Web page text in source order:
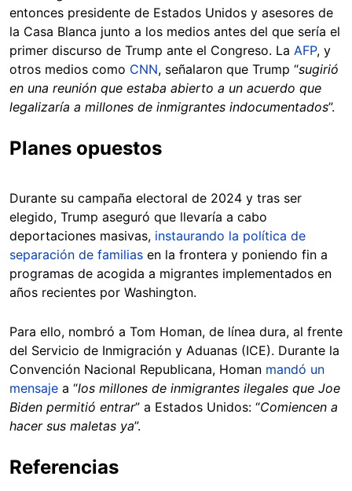
entonces presidente de Estados Unidos y asesores de
la Casa Blanca junto a los medios antes del que sería el
primer discurso de Trump ante el Congreso. La AFP, y
otros medios como CNN, señalaron que Trump “sugirió
en una reunión que estaba abierto a un acuerdo que
legalizaría a millones de inmigrantes indocumentados”.
Planes opuestos
Durante su campaña electoral de 2024 y tras ser
elegido, Trump aseguró que llevaría a cabo
deportaciones masivas, instaurando la política de
separación de familias en la frontera y poniendo fin a
programas de acogida a migrantes implementados en
años recientes por Washington.
Para ello, nombró a Tom Homan, de línea dura, al frente
del Servicio de Inmigración y Aduanas (ICE). Durante la
Convención Nacional Republicana, Homan mandó un
mensaje a “los millones de inmigrantes ilegales que Joe
Biden permitió entrar” a Estados Unidos: “Comiencen a
hacer sus maletas ya”.
Referencias